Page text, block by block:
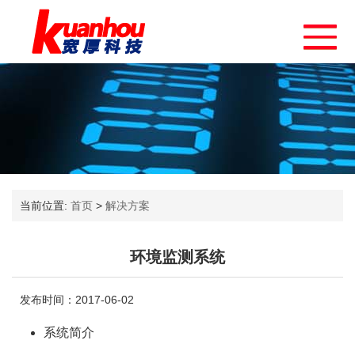
当前位置: 首页 > 解决方案
环境监测系统
发布时间：2017-06-02
系统简介